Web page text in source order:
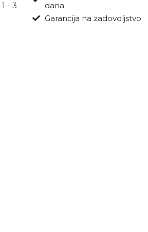
- 3
dana
Garancija na zadovoljstvo